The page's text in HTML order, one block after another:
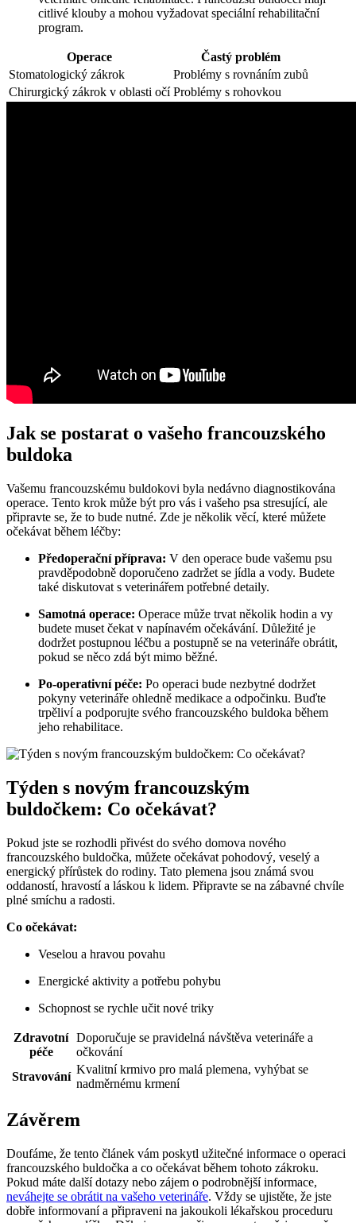
citlivé klouby a mohou vyžadovat speciální rehabilitační
program.
Operace
Častý problém
Stomatologický zákrok
Problémy s rovnáním zubů
Chirurgický zákrok v oblasti očí Problémy s rohovkou
Jak se postarat o vašeho francouzského
buldoka
Vašemu francouzskému buldokovi byla nedávno diagnostikována
operace. Tento krok může být pro vás i vašeho psa stresující, ale
připravte se, že to bude nutné. Zde je několik věcí, které můžete
očekávat během léčby:
Předoperační příprava: V den operace bude vašemu psu
pravděpodobně doporučeno zadržet se jídla a vody. Budete
také diskutovat s veterinářem potřebné detaily.
Samotná operace: Operace může trvat několik hodin a vy
budete muset čekat v napínavém očekávání. Důležité je
dodržet postupnou léčbu a postupně se na veterináře obrátit,
pokud se něco zdá být mimo běžné.
Po-operativní péče: Po operaci bude nezbytné dodržet
pokyny veterináře ohledně medikace a odpočinku. Buďte
trpěliví a podporujte svého francouzského buldoka během
jeho rehabilitace.
Týden s novým francouzským
buldočkem: Co očekávat?
Pokud jste se rozhodli přivést do svého domova nového
francouzského buldočka, můžete očekávat pohodový, veselý a
energický přírůstek do rodiny. Tato plemena jsou známá svou
oddaností, hravostí a láskou k lidem. Připravte se na zábavné chvíle
plné smíchu a radosti.
Co očekávat:
Veselou a hravou povahu
Energické aktivity a potřebu pohybu
Schopnost se rychle učit nové triky
Zdravotní
péče
Doporučuje se pravidelná návštěva veterináře a
očkování
Stravování
Kvalitní krmivo pro malá plemena, vyhýbat se
nadměrnému krmení
Závěrem
Doufáme, že tento článek vám poskytl užitečné informace o operaci
francouzského buldočka a co očekávat během tohoto zákroku.
Pokud máte další dotazy nebo zájem o podrobnější informace,
neváhejte se obrátit na vašeho veterináře. Vždy se ujistěte, že jste
dobře informovaní a připraveni na jakoukoli lékařskou proceduru